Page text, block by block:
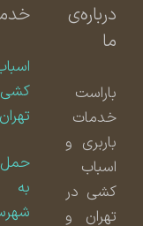
درباره‌ی
باراست
خدمات
باربری و
اسباب
کشی در
تهران و
خدمات
اسباب
کشی
تهران
حمل بار
شهرستان